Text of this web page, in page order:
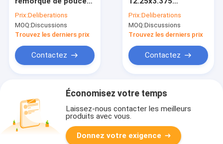
Prix:Deliberations
MOQ:Discussions
Trouvez les derniers prix
Contactez
Prix:Deliberations
MOQ:Discussions
Trouvez les derniers prix
Contactez
Économisez votre temps
Laissez-nous contacter les meilleurs
produits avec vous.
Donnez votre exigence